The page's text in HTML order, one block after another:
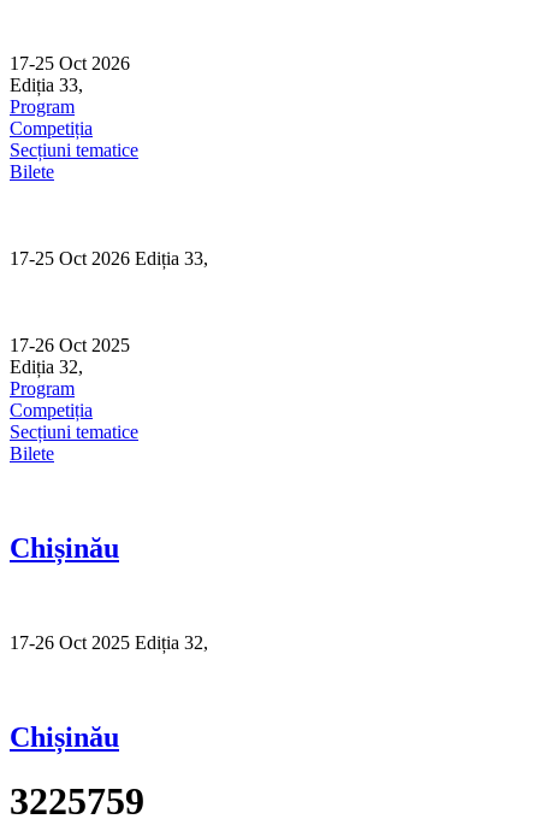
content
17-25 Oct 2026
Ediția 33,
Program
Competiția
Secțiuni tematice
Bilete
17-25 Oct 2026 Ediția 33,
17-26 Oct 2025
Ediția 32,
Program
Competiția
Secțiuni tematice
Bilete
Chișinău
17-26 Oct 2025 Ediția 32,
Chișinău
3225759